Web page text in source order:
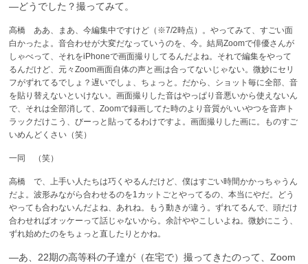
—どうでした？撮ってみて。
高橋 ああ、まあ、今編集中ですけど（※7/2時点）。やってみて、すごい面
白かったよ。音合わせが大変だなっていうのを、今。結局Zoomで俳優さんが
しゃべって、それをiPhoneで画面撮りしてるんだよね。それで編集をやって
るんだけど、元々Zoom画面自体の声と画は合ってないじゃない。微妙にセリ
フがずれてるでしょ？遅いでしょ、ちょっと。だから、ショット毎に全部、音
を貼り替えないといけない。画面撮りした音はやっぱり音悪いから使えないん
で、それは全部消して、Zoomで録画してた時のより音質がいいやつを音声ト
ラックだけこう、びーっと貼ってるわけですよ。画面撮りした画に。ものすご
いめんどくさい（笑）
一同 （笑）
高橋 で、上手い人たちは巧くやるんだけど、僕はすごい時間かかっちゃうん
だよ。波形みながら合わせるのを1カットごとやってるの、本当にやだ。どう
やっても合わないんだよね、あれね。もう動きが違う。ずれてるんで、頭だけ
合わせればオッケーって話じゃないから。余計ややこしいよね。微妙にこう、
ずれ始めたのをちょっと直したりとかね。
—あ、22期の高等科の子達が（在宅で）撮ってきたのって、Zoom